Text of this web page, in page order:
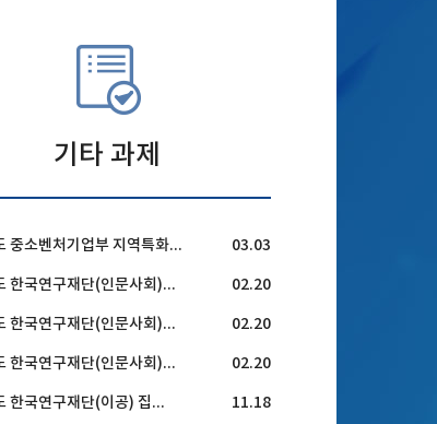
기타 과제
중소벤처기업부 지역특화... 03.03
한국연구재단(인문사회)... 02.20
한국연구재단(인문사회)... 02.20
한국연구재단(인문사회)... 02.20
한국연구재단(이공) 집... 11.18